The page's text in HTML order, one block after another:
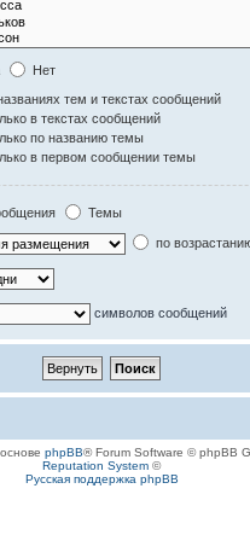
Нет
тем и текстах сообщений
в текстах сообщений
по названию темы
в первом сообщении темы
Темы
по
символов сообщений
phpBB® Forum Software © phpBB
Reputation System ©
Русская поддержка phpBB